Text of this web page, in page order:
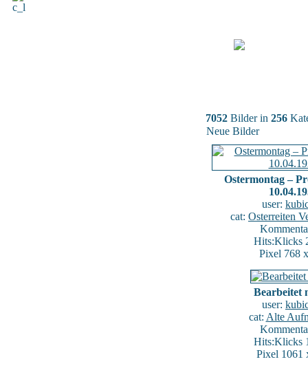
7052 Bilder in 256
Neue Bilder
Ostermontag –
user:
cat: Osterreiten
Hits:Klicks
Pixel 768
Bearbeitet
user:
cat: Alte
Hits:Klicks
Pixel 1061